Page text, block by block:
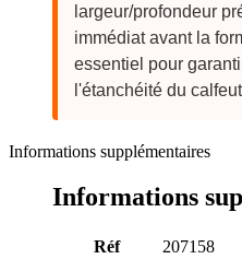
largeur/profondeur
immédiat avant la
essentiel pour
l'étanchéité du
Informations supplémentaires
Informations
Réf
207158